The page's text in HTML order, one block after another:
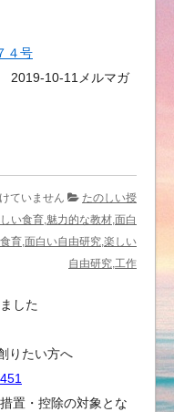
４号
2019-10-11メルマガ
ていません
たのしい授
い食育,魅力的な教材,面白
育,面白い自由研究,楽しい
自由研究,工作
した
りたい方へ
置・控除の対象とな